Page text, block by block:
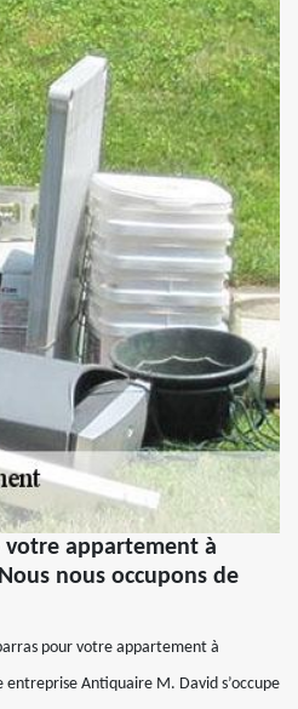
votre appartement à
nous occupons de
pour votre appartement à
Antiquaire M. David s’occupe